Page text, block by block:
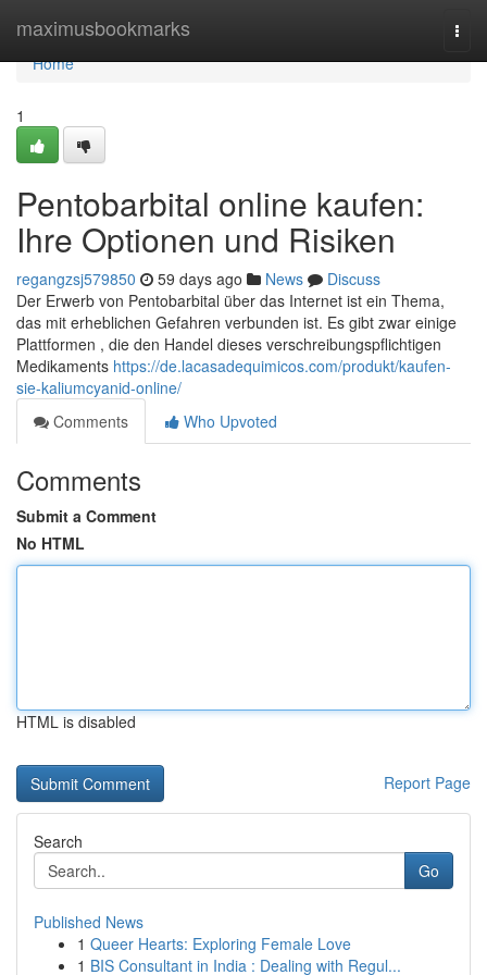
maximusbookmarks
Home
Home
1
Pentobarbital online kaufen:
Ihre Optionen und Risiken
regangzsj579850 59 days ago News
Discuss
Der Erwerb von Pentobarbital über das Internet ist ein Thema,
das mit erheblichen Gefahren verbunden ist. Es gibt zwar einige
Plattformen , die den Handel dieses verschreibungspflichtigen
Medikaments https://de.lacasadequimicos.com/produkt/kaufen-
sie-kaliumcyanid-online/
Comments
Who Upvoted
Comments
Submit a Comment
No HTML
HTML is disabled
Report Page
Search
Go
Published News
1 Queer Hearts: Exploring Female Love
1 BIS Consultant in India : Dealing with Regul...